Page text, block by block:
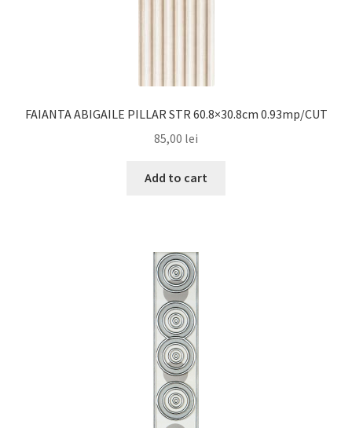
FAIANTA ABIGAILE PILLAR STR 60.8×30.8cm 0.93mp/CUT
85,00 lei
Add to cart